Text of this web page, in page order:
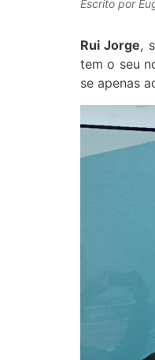
Escrito por
Rui Jorge,
tem o seu
se apenas